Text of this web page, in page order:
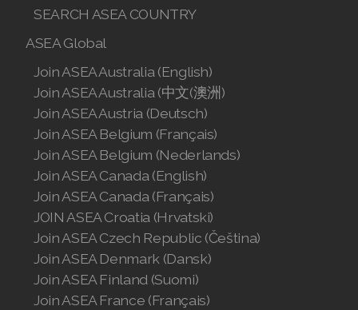
SEARCH ASEA COUNTRY
ASEA Global
Join ASEA Australia (English)
Join ASEA Australia (中文(澳洲)
Join ASEA Austria (Deutsch)
Join ASEA Belgium (Français)
Join ASEA Belgium (Nederlands)
Join ASEA Canada (English)
Join ASEA Canada (Français)
JOIN ASEA Croatia (Hrvatski)
Join ASEA Czech Republic (Čeština)
Join ASEA Denmark (Dansk)
Join ASEA Finland (Suomi)
Join ASEA France (Français)
Join ASEA Spain (Español)
Join ASEA Sweden (Svenska)
Join ASEA Switzerland (Deutsch)
Join ASEA Switzerland (Français)
Join ASEA Taiwan (中文)
Join ASEA Thailand (ไทย)
Join ASEA United Kingdom (English)
Join ASEA United States (English)